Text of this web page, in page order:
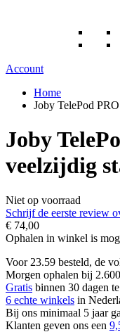
Account
Home
Joby TelePod
Joby
veelzijdig
Niet op voorraad
Schrijf de eerste review
€ 74,00
Ophalen in winkel is
Voor 23.59 besteld, de
Morgen ophalen bij
Gratis binnen 30 dagen
6 echte winkels in
Bij ons minimaal 5 jaar
Klanten geven ons een